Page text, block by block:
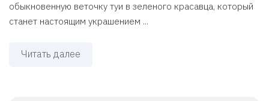
обыкновенную веточку туи в зеленого красавца, который
станет настоящим украшением ...
Читать далее